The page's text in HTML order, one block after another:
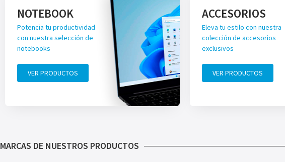
NOTEBOOK
Potencia tu productividad
con nuestra selección de
notebooks
VER PRODUCTOS
ACCESORIOS
Eleva tu estilo con nuestra
colección de accesorios
exclusivos
VER PRODUCTOS
MARCAS DE NUESTROS PRODUCTOS